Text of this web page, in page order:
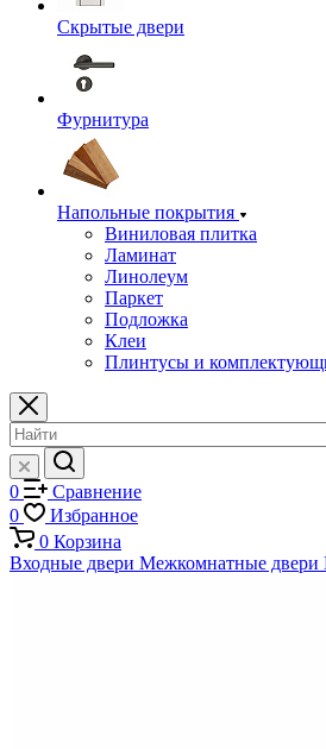
Скрытые двери
Фурнитура
Напольные покрытия
Виниловая плитка
Ламинат
Линолеум
Паркет
Подложка
Клеи
Плинтусы и
0
Сравнение
0
Избранное
0 Корзина
Входные двери Межкомнатные двери